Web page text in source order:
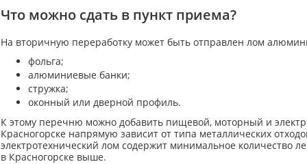
Что можно сдать в пункт приема?
На вторичную переработку может быть отправлен лом
фольга;
алюминиевые банки;
стружка;
оконный или дверной профиль.
К этому перечню можно добавить пищевой, моторный и
Красногорске напрямую зависит от типа металлических
электротехнический лом содержит минимальное количество
в Красногорске выше.